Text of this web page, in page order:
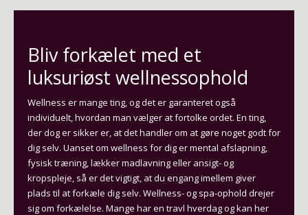
Bliv forkælet med et
luksuriøst wellnessophold
Wellness er mange ting, og det er garanteret også
individuelt, hvordan man vælger at fortolke ordet. En ting,
der dog er sikker er, at det handler om at gøre noget godt for
dig selv. Uanset om wellness for dig er mental afslapning,
fysisk træning, lækker madlavning eller ansigt- og
kropspleje, så er det vigtigt, at du engang imellem giver
plads til at forkæle dig selv. Wellness- og spa-ophold drejer
sig om forkælelse. Mange har en travl hverdag og kan her